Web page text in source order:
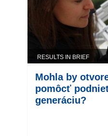
RESULTS IN BRIEF
Mohla by
pomôcť
generáciu?